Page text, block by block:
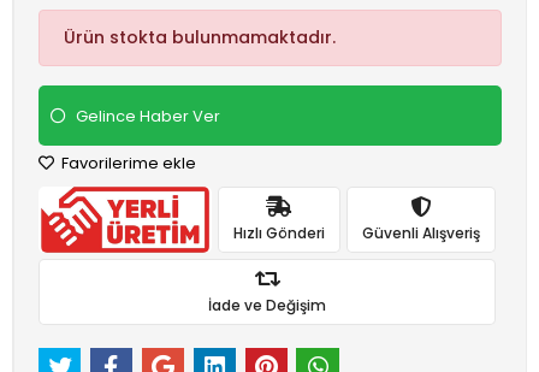
Ürün stokta bulunmamaktadır.
Gelince Haber Ver
Favorilerime ekle
Hızlı Gönderi Güvenli Alışveriş
İade ve Değişim